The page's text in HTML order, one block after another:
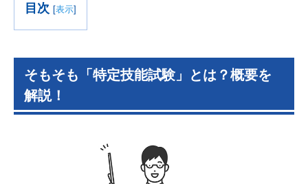
目次 [表示]
そもそも「特定技能試験」とは？概要を
解説！